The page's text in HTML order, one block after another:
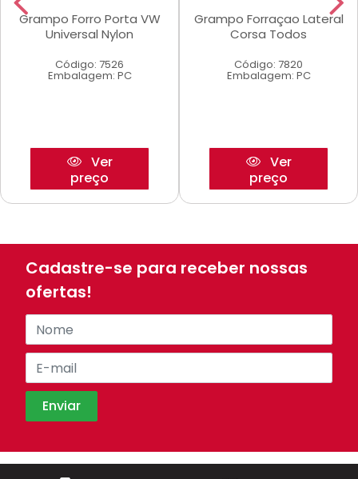
Grampo Forro Porta VW
Universal Nylon
Código: 7526
Embalagem: PC
Ver
preço
Grampo Forraçao Lateral
Corsa Todos
Código: 7820
Embalagem: PC
Ver
preço
Cadastre-se para receber nossas
ofertas!